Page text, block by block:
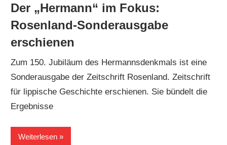
Der „Hermann“ im Fokus:
Rosenland-Sonderausgabe
erschienen
Zum 150. Jubiläum des Hermannsdenkmals ist eine
Sonderausgabe der Zeitschrift Rosenland. Zeitschrift
für lippische Geschichte erschienen. Sie bündelt die
Ergebnisse
Weiterlesen